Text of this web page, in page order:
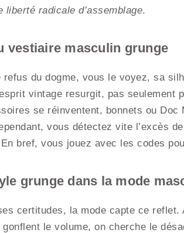
radicale d’assemblage.
vestiaire masculin grunge
du dogme, vous le voyez, sa
vintage resurgit, pas seulement
se réinventent, bonnets ou Doc
vous détectez vite l’excès
bref, vous jouez avec les codes
grunge dans la mode
certitudes, la mode capte ce reflet.
le volume, on cherche le